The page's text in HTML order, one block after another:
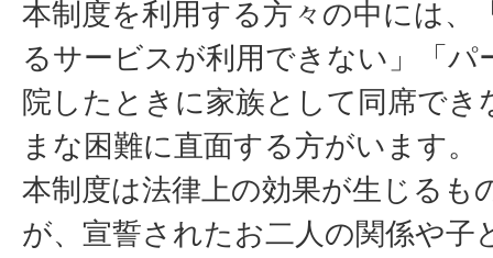
本制度を利用する方々の中には、
るサービスが利用できない」「パ
院したときに家族として同席でき
まな困難に直面する方がいます。
本制度は法律上の効果が生じるも
が、宣誓されたお二人の関係や子